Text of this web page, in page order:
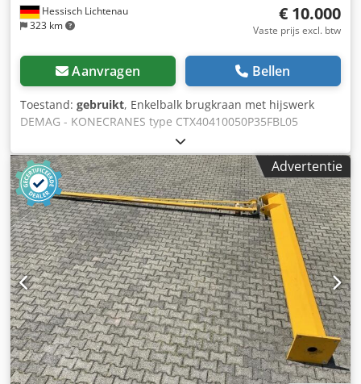
Hessisch Lichtenau
323 km
€ 10.000
Vaste prijs excl. btw
Aanvragen Bellen
Toestand: gebruikt, Enkelbalk brugkraan met hijswerk
DEMAG - KONECRANES type CTX40410050P35FBL05
Brugkraan fabrieksnummer 281322/5, bouwjaar 2004
Hefvermogen 5 ton Overspanning, spoorbreedte (as-as
wiel) 4650 mm Loopwieldiameter ca. 140 mm
Loopwielloopvlakbreedte 60 mm voor railbreedte 50 mm T-
profielbalk hoogte 320 x breedte 300 mm Kopbalklengte
2425 mm (+ stootrubbers ieder 60 mm) Hijswerk DEMAG -
KONECRANES type ZXT40410050P35FBL0F Hijswerk
fabrieksnummer H0427815, bouwjaar 2004 Heflast 5 ton
Takkeling 4/1 Kabeldiameter 8 mm Haakslag 6 meter
Crsdpfx Agezd Urte Ssf Hoofdhijs-snelheid 5,0 m/min.
Fijnhijs-snelheid 0,83 m/min. Classificatie groep M5
Bouwhoogte bovenkant T-profiel tot onderkant kraanhaak
ca. 1100 mm Kattenloopwerk snelheid 0 tot 20 m/min.
Kraansnelheid 0 tot 30 m/min. Netspanning 400 Volt, 50 Hz
- Bedieningskast aan kabel hangend, vrij verrijdbaar -
Advertentie